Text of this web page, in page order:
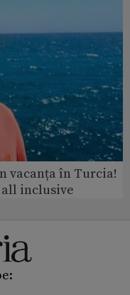
vacanța în Turcia!
all inclusive